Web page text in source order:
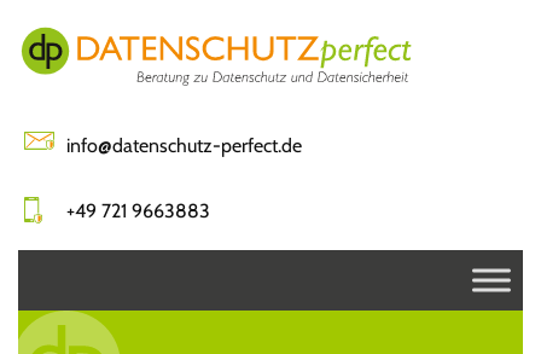
content
info@datenschutz-perfect.de
+49 721 9663883